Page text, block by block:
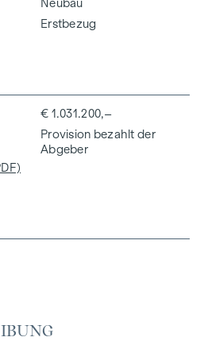
Neubau
Erstbezug
€ 1.031.200,–
Provision bezahlt der
Abgeber